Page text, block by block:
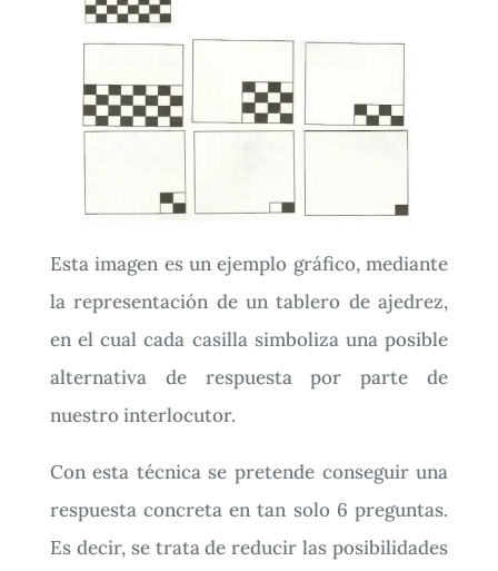
Esta imagen es un ejemplo gráfico, mediante
la representación de un tablero de ajedrez,
en el cual cada casilla simboliza una posible
alternativa de respuesta por parte de
nuestro interlocutor.
Con esta técnica se pretende conseguir una
respuesta concreta en tan solo 6 preguntas.
Es decir, se trata de reducir las posibilidades